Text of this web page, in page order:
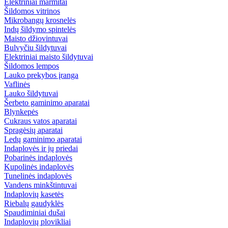
Elektriniai marmitai
Šildomos vitrinos
Mikrobangų krosnelės
Indų šildymo spintelės
Maisto džiovintuvai
Bulvyčiu šildytuvai
Elektriniai maisto šildytuvai
Šildomos lempos
Lauko prekybos įranga
Vaflinės
Lauko šildytuvai
Šerbeto gaminimo aparatai
Blynkepės
Cukraus vatos aparatai
Spragėsių aparatai
Ledų gaminimo aparatai
Indaplovės ir jų priedai
Pobarinės indaplovės
Kupolinės indaplovės
Tunelinės indaplovės
Vandens minkštintuvai
Indaplovių kasetės
Riebalų gaudyklės
Spaudiminiai dušai
Indaplovių plovikliai